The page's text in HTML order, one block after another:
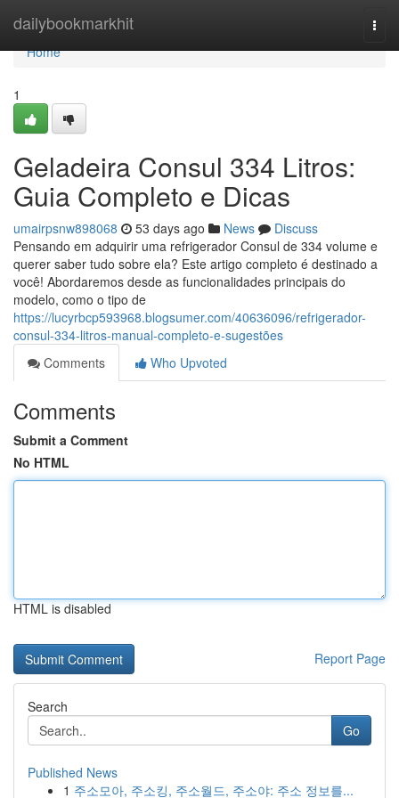
dailybookmarkhit
Home
Home
1
Geladeira Consul 334 Litros:
Guia Completo e Dicas
umairpsnw898068 53 days ago News
Discuss
Pensando em adquirir uma refrigerador Consul de 334 volume e
querer saber tudo sobre ela? Este artigo completo é destinado a
você! Abordaremos desde as funcionalidades principais do
modelo, como o tipo de
https://lucyrbcp593968.blogsumer.com/40636096/refrigerador-
consul-334-litros-manual-completo-e-sugestões
Comments
Who Upvoted
Comments
Submit a Comment
No HTML
HTML is disabled
Report Page
Search
Go
Published News
1 주소모아, 주소킹, 주소월드, 주소야: 주소 정보를...